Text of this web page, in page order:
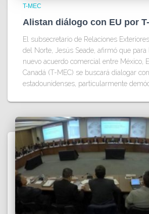
T-MEC
Alistan diálogo con EU por
El subsecretario de Relaciones
del Norte, Jesús Seade, afirmó que
nuevo acuerdo comercial entre México,
Canadá (T-MEC) se buscará dialogar
estadounidenses, particularmente